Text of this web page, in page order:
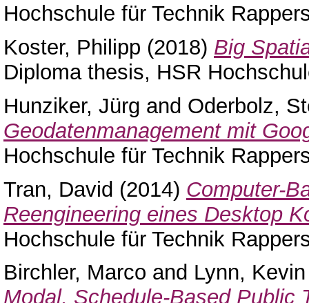
Hochschule für Technik
Koster, Philipp (2018) Big
Diploma thesis, HSR
Hunziker, Jürg and Oderbolz,
Geodatenmanagement mit
Hochschule für Technik
Tran, David (2014) Computer-
Reengineering eines Desktop
Hochschule für Technik
Birchler, Marco and Lynn, Kevin
Modal, Schedule-Based Public